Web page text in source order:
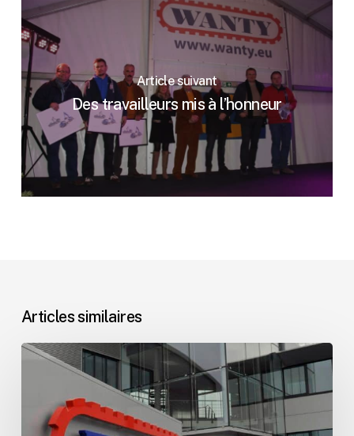
Article suivant
Des travailleurs mis à l’honneur
Articles similaires
Communiqué
Wanty